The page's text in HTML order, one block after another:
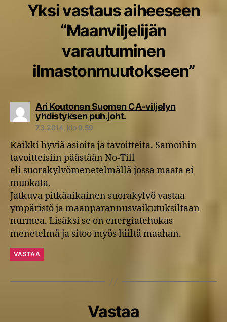
Yksi vastaus aiheeseen
“Maanviljelijän
varautuminen
ilmastonmuutokseen”
Ari Koutonen Suomen CA-viljelyn
yhdistyksen puh.joht.sanoo:
7.3.2014, klo 9.59
Kaikki hyviä asioita ja tavoitteita. Samoihin
tavoitteisiin päästään No-Till
eli suorakylvömenetelmällä jossa maata ei
muokata.
Jatkuva pitkäaikainen suorakylvö vastaa
ympäristö ja maanparannusvaikutuksiltaan
nurmea. Lisäksi se on energiatehokas
menetelmä ja sitoo myös hiiltä maahan.
VASTAA
Vastaa